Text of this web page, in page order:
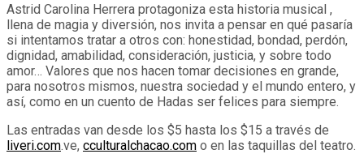
Astrid Carolina Herrera protagoniza esta historia musical ,
llena de magia y diversión, nos invita a pensar en qué pasaría
si intentamos tratar a otros con: honestidad, bondad, perdón,
dignidad, amabilidad, consideración, justicia, y sobre todo
amor… Valores que nos hacen tomar decisiones en grande,
para nosotros mismos, nuestra sociedad y el mundo entero, y
así, como en un cuento de Hadas ser felices para siempre.
Las entradas van desde los $5 hasta los $15 a través de
liveri.com.ve, cculturalchacao.com o en las taquillas del teatro.